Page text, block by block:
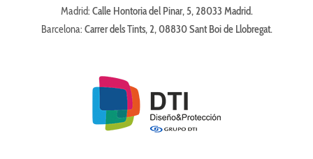
Madrid: Calle Hontoria del Pinar, 5, 28033 Madrid.
Barcelona: Carrer dels Tints, 2, 08830 Sant Boi de Llobregat.